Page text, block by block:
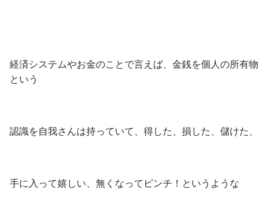
経済システムやお金のことで言えば、金銭を個人の所有物
という
認識を自我さんは持っていて、得した、損した、儲けた、
手に入って嬉しい、無くなってピンチ！というような